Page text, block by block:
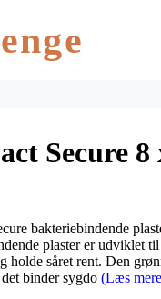
Secure
bakteriebindende
plaster er udviklet
holde såret rent. Den
binder sygdo (Læs